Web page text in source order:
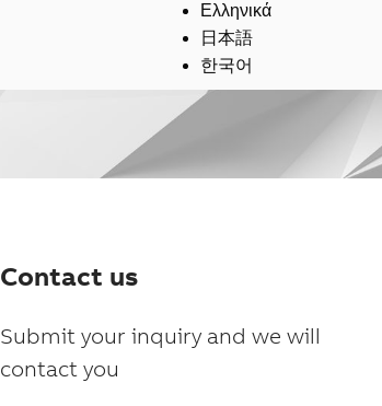
Ελληνικά
日本語
한국어
Contact us
Submit your inquiry and we will
contact you